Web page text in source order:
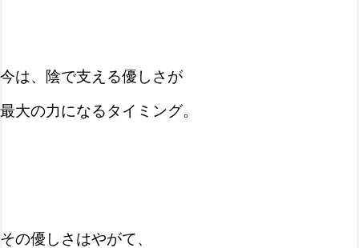
今は、陰で支える優しさが
最大の力になるタイミング。
その優しさはやがて、